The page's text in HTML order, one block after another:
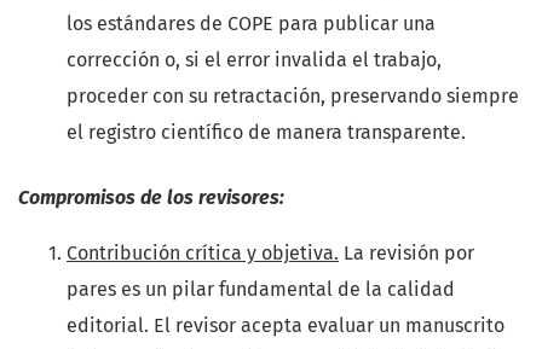
los estándares de COPE para publicar una
corrección o, si el error invalida el trabajo,
proceder con su retractación, preservando siempre
el registro científico de manera transparente.
Compromisos de los revisores:
Contribución crítica y objetiva. La revisión por
pares es un pilar fundamental de la calidad
editorial. El revisor acepta evaluar un manuscrito